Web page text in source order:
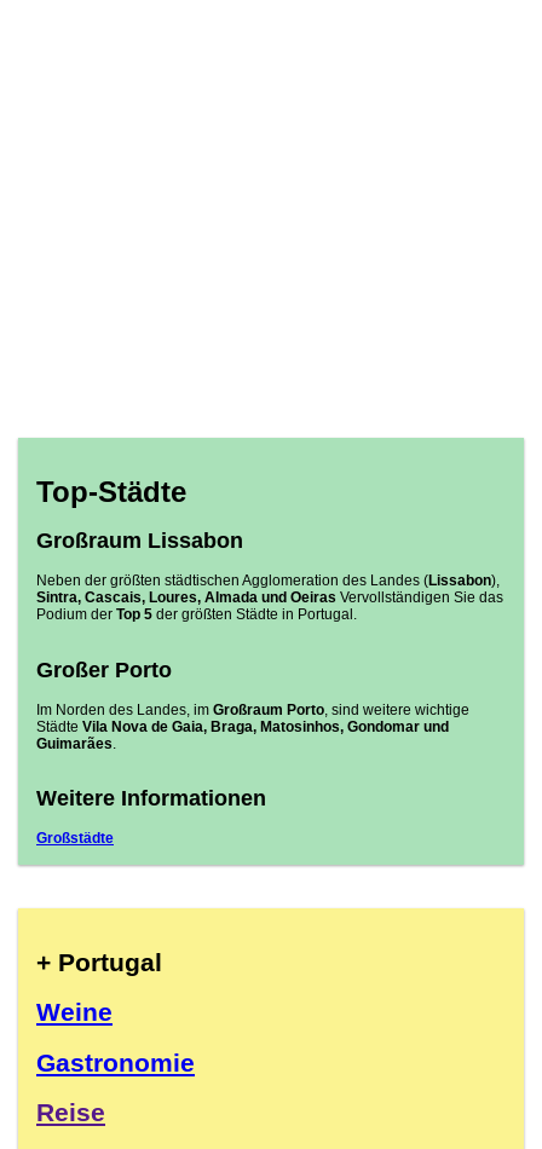
Top-Städte
Großraum Lissabon
Neben der größten städtischen Agglomeration des Landes (Lissabon),
Sintra, Cascais, Loures, Almada und Oeiras Vervollständigen Sie das
Podium der Top 5 der größten Städte in Portugal.
Großer Porto
Im Norden des Landes, im Großraum Porto , sind weitere wichtige
Städte Vila Nova de Gaia, Braga, Matosinhos, Gondomar und
Guimarães
Weitere Informationen
Großstädte
+ Portugal
Weine
Gastronomie
Reise